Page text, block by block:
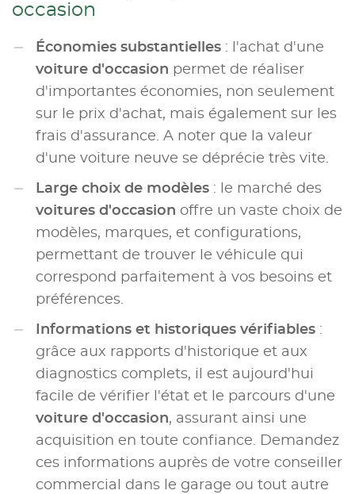
occasion
Économies substantielles : l'achat d'une
voiture d'occasion permet de réaliser
d'importantes économies, non seulement
sur le prix d'achat, mais également sur les
frais d'assurance. A noter que la valeur
d'une voiture neuve se déprécie très vite.
Large choix de modèles : le marché des
voitures d'occasion offre un vaste choix de
modèles, marques, et configurations,
permettant de trouver le véhicule qui
correspond parfaitement à vos besoins et
préférences.
Informations et historiques vérifiables :
grâce aux rapports d'historique et aux
diagnostics complets, il est aujourd'hui
facile de vérifier l'état et le parcours d'une
voiture d'occasion, assurant ainsi une
acquisition en toute confiance. Demandez
ces informations auprès de votre conseiller
commercial dans le garage ou tout autre